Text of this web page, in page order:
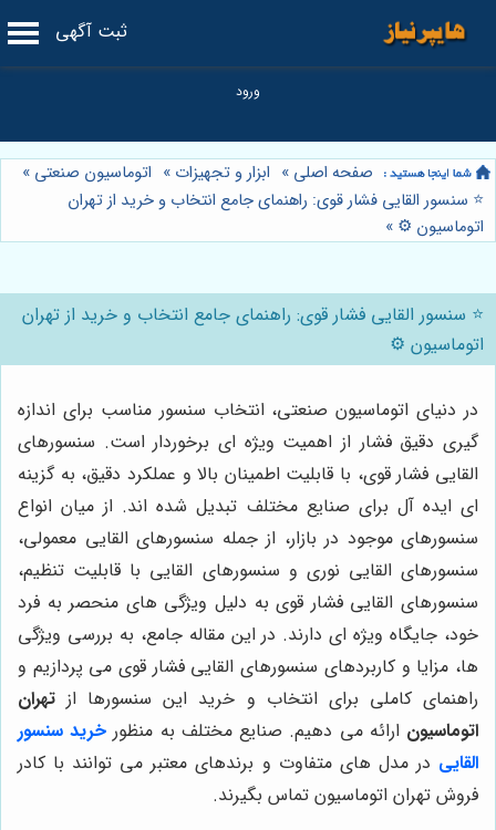
ثبت آگهی
صفحه اصلی » ابزار و تجهیزات » اتوماسیون صنعتی »
⭐️ سنسور القایی فشار قوی: راهنمای جامع انتخاب و خرید از تهران
اتوماسیون ⚙️ »
⭐️ سنسور القایی فشار قوی: راهنمای جامع انتخاب و خرید از تهران
اتوماسیون ⚙️
در دنیای اتوماسیون صنعتی، انتخاب سنسور مناسب برای اندازه
گیری دقیق فشار از اهمیت ویژه ای برخوردار است. سنسورهای
القایی فشار قوی، با قابلیت اطمینان بالا و عملکرد دقیق، به گزینه
ای ایده آل برای صنایع مختلف تبدیل شده اند. از میان انواع
سنسورهای موجود در بازار، از جمله سنسورهای القایی معمولی،
سنسورهای القایی نوری و سنسورهای القایی با قابلیت تنظیم،
سنسورهای القایی فشار قوی به دلیل ویژگی های منحصر به فرد
خود، جایگاه ویژه ای دارند. در این مقاله جامع، به بررسی ویژگی
ها، مزایا و کاربردهای سنسورهای القایی فشار قوی می پردازیم و
راهنمای کاملی برای انتخاب و خرید این سنسورها از تهران
اتوماسیون ارائه می دهیم. صنایع مختلف به منظور خرید سنسور
القایی در مدل های متفاوت و برندهای معتبر می توانند با کادر
فروش تهران اتوماسیون تماس بگیرند.